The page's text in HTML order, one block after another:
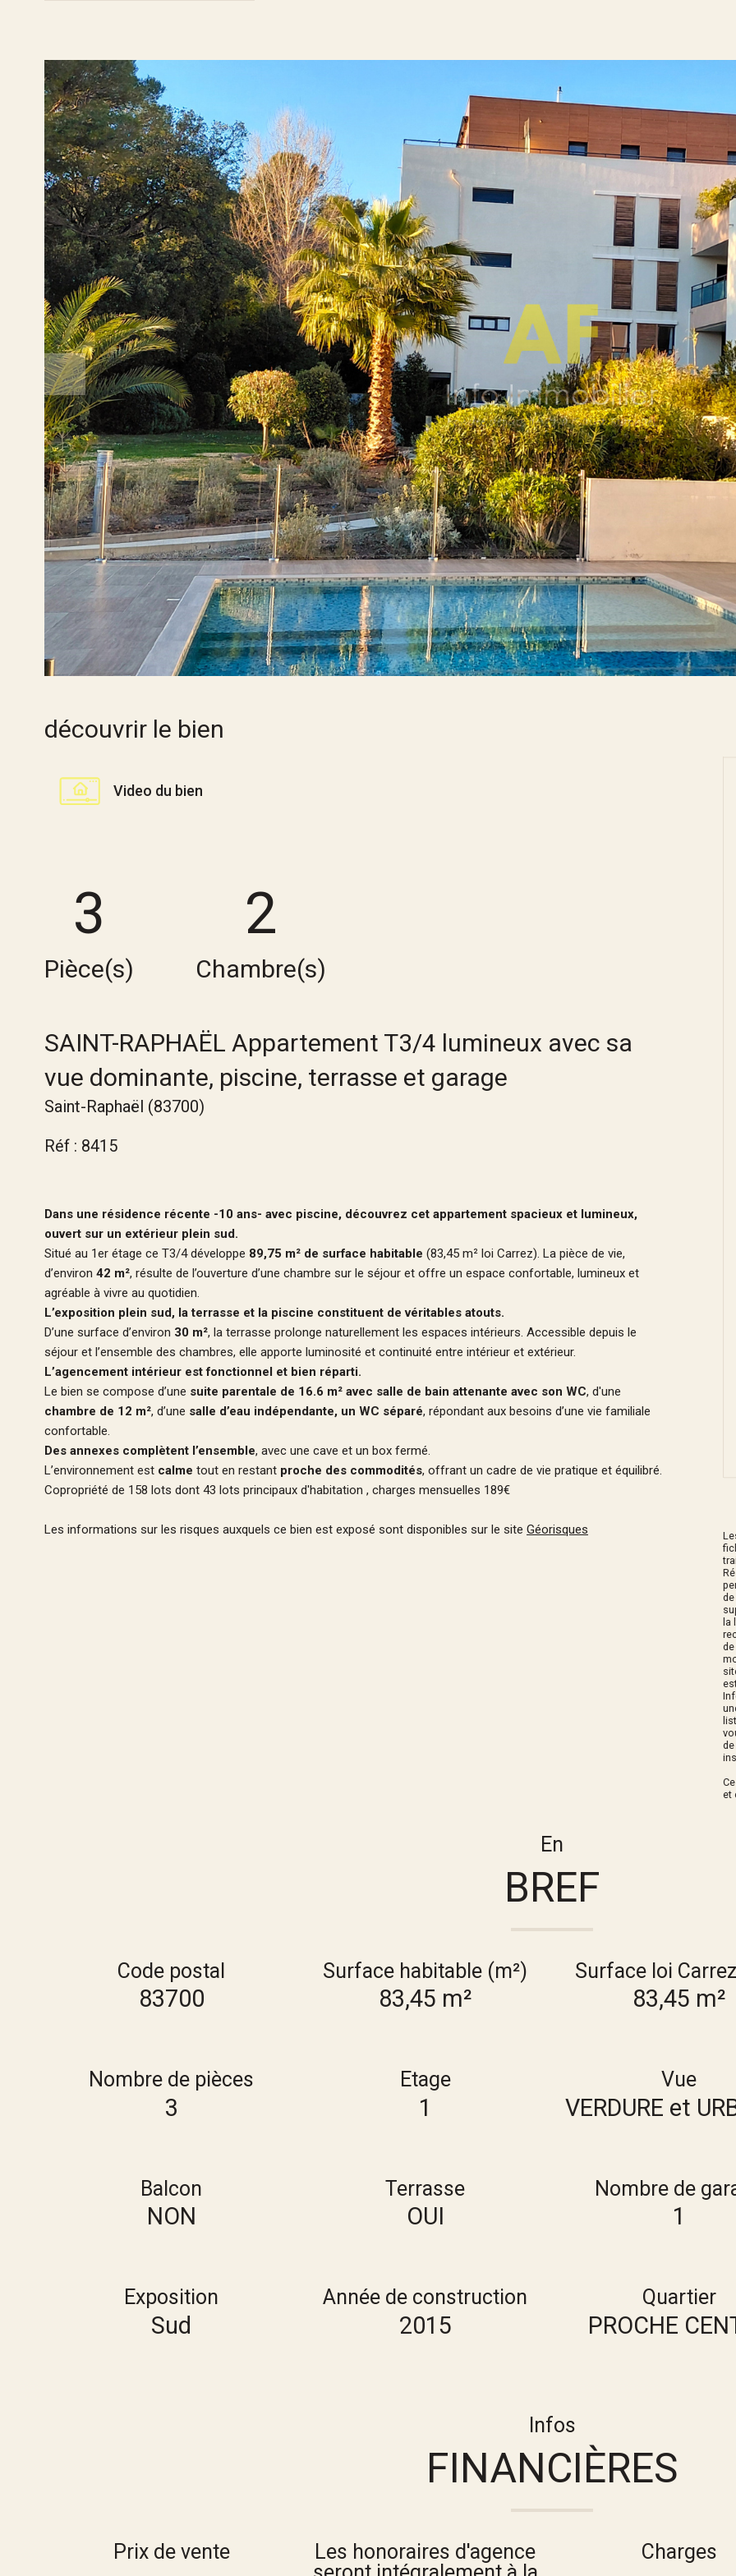
découvrir le bien
Video du bien
3
Pièce(s)
2
Chambre(s)
SAINT-RAPHAËL Appartement T3/4 lumineux avec sa
vue dominante, piscine, terrasse et garage
Saint-Raphaël (83700)
Réf : 8415
Dans une résidence récente -10 ans- avec piscine, découvrez cet appartement spacieux et lumineux,
ouvert sur un extérieur plein sud.
Situé au 1er étage ce T3/4 développe 89,75 m² de surface habitable (83,45 m² loi Carrez). La pièce de vie,
d’environ 42 m², résulte de l’ouverture d’une chambre sur le séjour et offre un espace confortable, lumineux et
agréable à vivre au quotidien.
L’exposition plein sud, la terrasse et la piscine constituent de véritables atouts.
D’une surface d’environ 30 m², la terrasse prolonge naturellement les espaces intérieurs. Accessible depuis le
séjour et l’ensemble des chambres, elle apporte luminosité et continuité entre intérieur et extérieur.
L’agencement intérieur est fonctionnel et bien réparti.
Le bien se compose d’une suite parentale de 16.6 m² avec salle de bain attenante avec son WC, d'une
chambre de 12 m², d’une salle d’eau indépendante, un WC séparé, répondant aux besoins d’une vie familiale
confortable.
Des annexes complètent l’ensemble, avec une cave et un box fermé.
L’environnement est calme tout en restant proche des commodités, offrant un cadre de vie pratique et équilibré.
Copropriété de 158 lots dont 43 lots principaux d'habitation , charges mensuelles 189€
Les informations sur les risques auxquels ce bien est exposé sont disponibles sur le site Géorisques
et
En
BREF
Code postal
83700
Surface habitable (m²)
83,45 m²
Surface loi
83,45 m²
Nombre de pièces
3
Etage
1
Vue
VERDURE et
Balcon
NON
Terrasse
OUI
Nombre de
1
Exposition
Sud
Année de construction
2015
Quartier
PROCHE
Infos
FINANCIÈRES
Prix de vente
Les honoraires d'agence
Charges